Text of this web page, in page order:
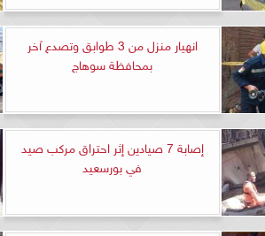
انهيار منزل من 3 طوابق وتصدع آخر
بمحافظة سوهاج
إصابة 7 صيادين إثر احتراق مركب صيد
في بورسعيد